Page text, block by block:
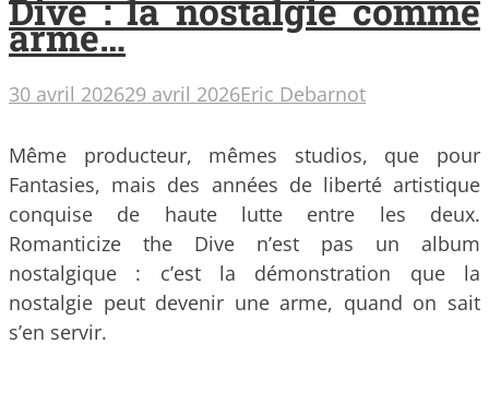
Dive : la nostalgie comme
arme…
30 avril 202629 avril 2026Eric Debarnot
Même producteur, mêmes studios, que pour
Fantasies, mais des années de liberté artistique
conquise de haute lutte entre les deux.
Romanticize the Dive n’est pas un album
nostalgique : c’est la démonstration que la
nostalgie peut devenir une arme, quand on sait
s’en servir.